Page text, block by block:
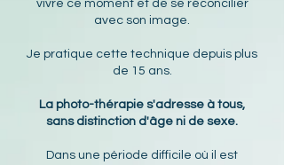
vivre ce moment et de se réconcilier
avec son image.
Je pratique cette technique depuis plus
de 15 ans.
La photo-thérapie s'adresse à tous,
sans distinction d'âge ni de sexe.
Dans une période difficile où il est